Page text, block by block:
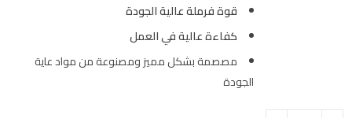
قوة فرملة عالية الجودة
كفاءة عالية في العمل
مصصمة بشكل مميز ومصنوعة من مواد عاية
الجودة